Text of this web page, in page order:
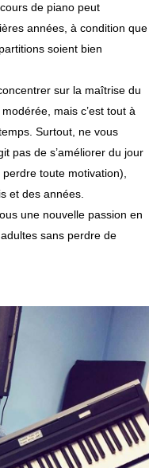
de piano peut
années, à condition que
soient bien
sur la maîtrise du
mais c’est tout à
Surtout, ne vous
pas de s’améliorer du jour
toute motivation),
et des années.
une nouvelle passion en
sans perdre de